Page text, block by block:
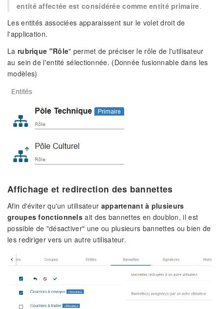
entité affectée est considérée comme entité primaire.
Les entités associées apparaissent sur le volet droit de
l'application.
La rubrique "Rôle" permet de préciser le rôle de l'utilisateur
au sein de l'entité sélectionnée. (Donnée fusionnable dans les
modèles)
Affichage et redirection des bannettes
Afin d'éviter qu'un utilisateur appartenant à plusieurs
groupes fonctionnels ait des bannettes en doublon, il est
possible de "désactiver" une ou plusieurs bannettes ou bien de
les rediriger vers un autre utilisateur.